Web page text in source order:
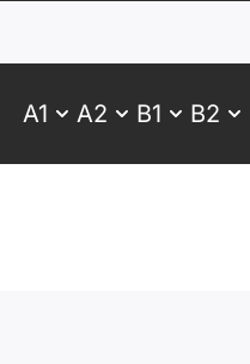
A1 A2 B1 B2